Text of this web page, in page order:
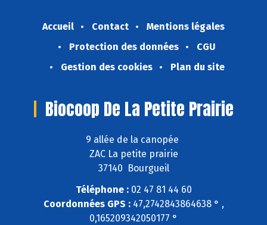
Accueil Contact
Mentions légales
Protection des données
CGU
Gestion des cookies
Plan du site
Biocoop De La Petite Prairie
9 allée de la canopée
ZAC La petite prairie
37140 Bourgueil
Téléphone :02 47 81 44 60
Coordonnées GPS :47,2742843864638 ° ,
0,165209342050177 °